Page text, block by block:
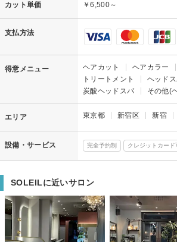
カット単価 ￥6,500～
支払方法
得意メニュー ヘアカット ヘアカラー
トリートメント
ヘッド
炭酸ヘッドスパ
その他(
エリア 東京都 新宿区 新宿
設備・サービス 完全予約制 クレジットカード
SOLEILに近いサロン